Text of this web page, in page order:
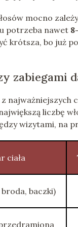
mocno
potrzeba nawet
krótsza, bo już
zabiegami
najważniejszych
liczbę
wizytami, na
ciała
baczki)